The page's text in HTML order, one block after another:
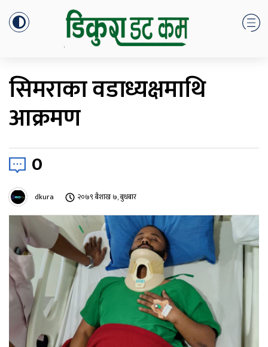
सिमराका वडाध्यक्षमाथि
आक्रमण
0
dkura २०७९ बैशाख ७, बुधबार